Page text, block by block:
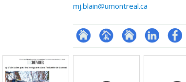
mj.blain@umontreal.ca
ResearchGate
Page Site
LinkedInProfil